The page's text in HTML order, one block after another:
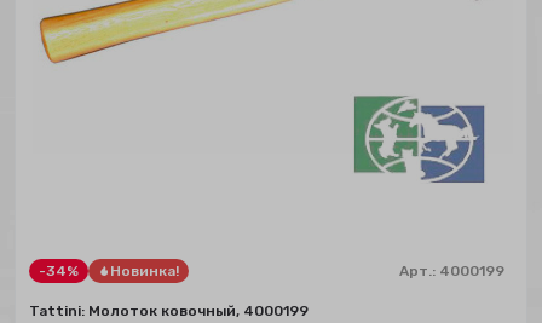
-34% Новинка! Арт.: 4000199
Tattini: Молоток ковочный, 4000199